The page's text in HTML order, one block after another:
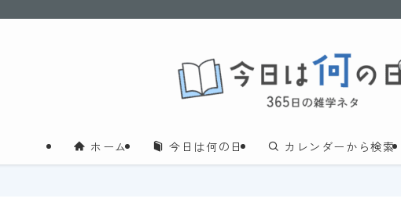
ホーム 今日は何の日 カレンダーから検索